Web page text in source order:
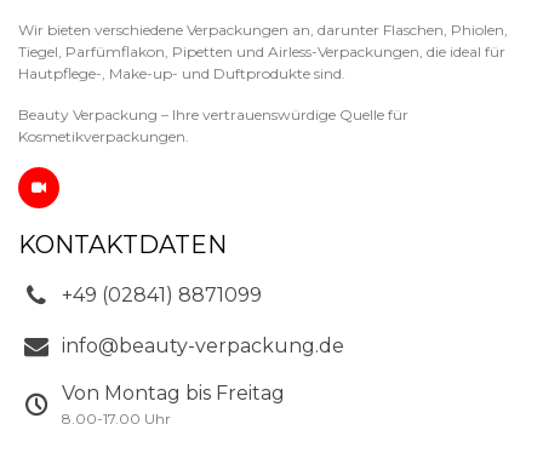
Wir bieten verschiedene Verpackungen an, darunter Flaschen, Phiolen,
Tiegel, Parfümflakon, Pipetten und Airless-Verpackungen, die ideal für
Hautpflege-, Make-up- und Duftprodukte sind.
Beauty Verpackung – Ihre vertrauenswürdige Quelle für
Kosmetikverpackungen.
KONTAKTDATEN
+49 (02841) 8871099
info@beauty-verpackung.de
Von Montag bis Freitag
8.00-17.00 Uhr